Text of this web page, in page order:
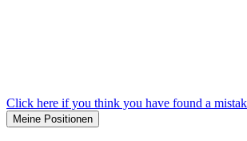
Click here if you think you have found a
Meine Positionen